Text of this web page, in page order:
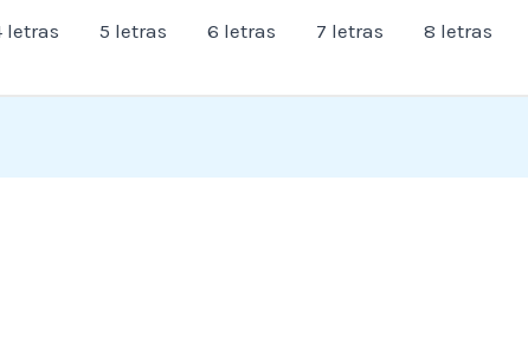
letras 5 letras 6 letras 7 letras 8 letras